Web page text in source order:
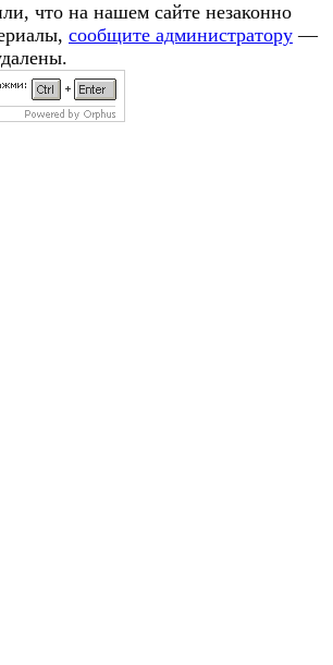
что на нашем сайте незаконно
сообщите администратору —